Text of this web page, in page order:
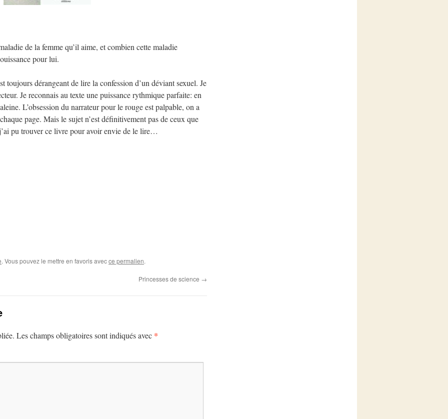
de la femme qu’il aime, et combien cette maladie
pour lui.
toujours dérangeant de lire la confession d’un déviant sexuel. Je
Je reconnais au texte une puissance rythmique parfaite: en
L’obsession du narrateur pour le rouge est palpable, on a
page. Mais le sujet n’est définitivement pas de ceux que
pu trouver ce livre pour avoir envie de le lire…
. Vous pouvez le mettre en favoris avecce permalien.
Princesses de science →
Les champs obligatoires sont indiqués avec *